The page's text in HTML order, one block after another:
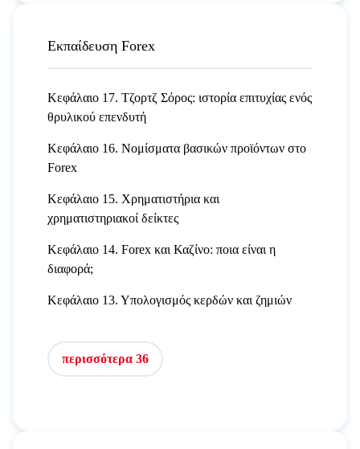
Εκπαίδευση Forex
Κεφάλαιο 17. Τζορτζ Σόρος: ιστορία επιτυχίας ενός
θρυλικού επενδυτή
Κεφάλαιο 16. Νομίσματα βασικών προϊόντων στο
Forex
Κεφάλαιο 15. Χρηματιστήρια και
χρηματιστηριακοί δείκτες
Κεφάλαιο 14. Forex και Καζίνο: ποια είναι η
διαφορά;
Κεφάλαιο 13. Υπολογισμός κερδών και ζημιών
περισσότερα 36